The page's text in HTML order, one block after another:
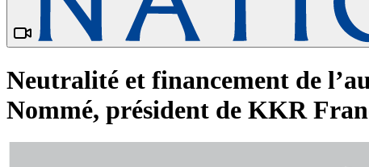
Neutralité et financement de
Nommé, président de KKR